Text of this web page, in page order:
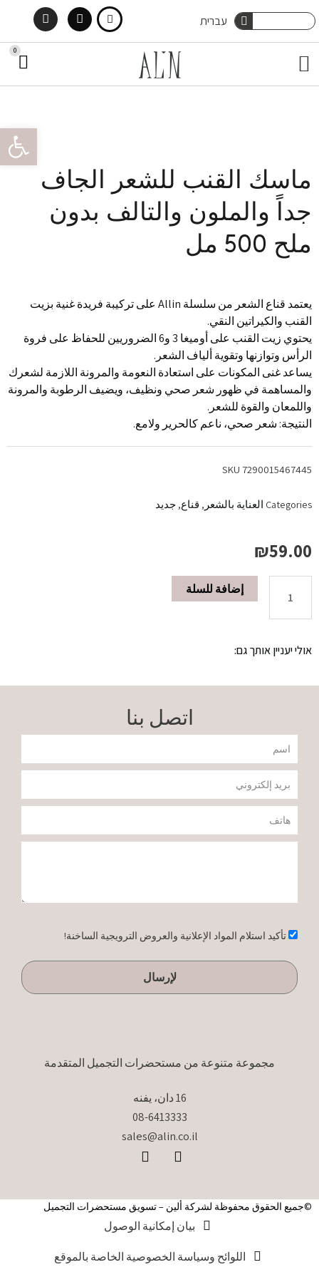
Skip
content
Search
Search
עברית
Facebook
Menu
0
ماسك القنب للشعر الجاف
جداً والملون والتالف بدون
ملح 500 مل
يعتمد قناع الشعر من سلسلة Allin على تركيبة فريدة غنية بزيت
القنب والكيراتين النقي.
يحتوي زيت القنب على أوميغا 3 و6 الضروريين للحفاظ على فروة
الرأس وتوازنها وتقوية ألياف الشعر.
يساعد غنى المكونات على استعادة النعومة والمرونة اللازمة لشعرك
والمساهمة في ظهور شعر صحي ونظيف، ويضيف الرطوبة والمرونة
واللمعان والقوة للشعر.
النتيجة: شعر صحي، ناعم كالحرير ولامع.
SKU 7290015467445
Categories العناية بالشعر , قناع, جديد
₪59.00
ماسك
جداً
والملون
والتالف
بدون
500
quantity
إضافة للسلة
אולי יעניין אותך גם:
اتصل بنا
שם
דוא"ל
טלפון
אישורتأكيد استلام المواد الإعلانية والعروض الترويجية الساخنة!
لإرسال
مجموعة متنوعة من مستحضرات التجميل المتقدمة
16 دان، يفنه
08-6413333
sales@alin.co.il
©جميع الحقوق محفوظة لشركة ألين – تسويق مستحضرات التجميل
بيان إمكانية الوصول
اللوائح وسياسة الخصوصية الخاصة بالموقع